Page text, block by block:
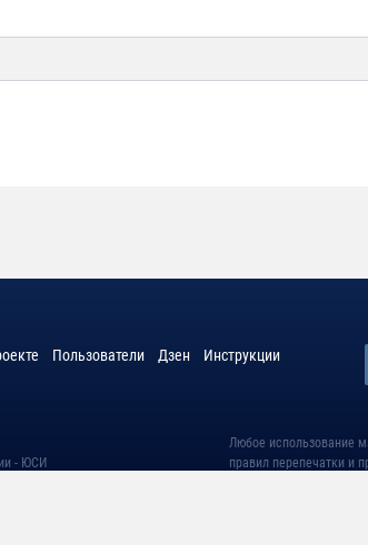
Пользователи Дзен Инструкции
- ЮСИ
Любое использование
правил перепечатки и